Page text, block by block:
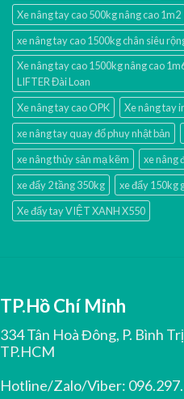
Xe nâng tay cao 500kg nâng cao 1m2
xe nâng tay cao 1500kg chân siêu
Xe nâng tay cao 1500kg nâng cao
LIFTER Đài Loan
Xe nâng tay cao OPK
Xe nâng tay
xe nâng tay quay đổ phuy nhật bản
xe nâng thủy sản mạ kẽm
xe nâng
xe đẩy 2 tầng 350kg
xe đẩy 150kg
Xe đẩy tay VIỆT XANH X550
TP.Hồ Chí Minh
334 Tân Hoà Đông, P. Bình
TP.HCM
Hotline/Zalo/Viber: